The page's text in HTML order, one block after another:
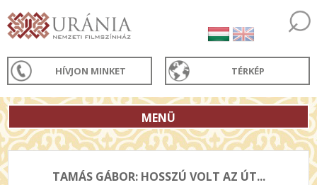
HÍVJON MINKET TÉRKÉP
MENÜ
TAMÁS GÁBOR: HOSSZÚ VOLT AZ ÚT...